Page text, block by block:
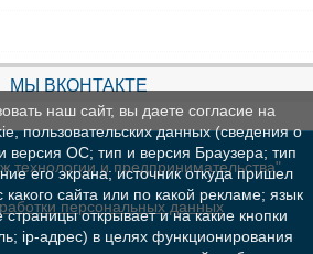
МЫ ВКОНТАКТЕ
и предпринимательства"
персональных данных
наш сайт, вы даете согласие на
пользовательских данных (сведения о
версия ОС; тип и версия Браузера; тип
его экрана; источник откуда пришел
какого сайта или по какой рекламе; язык
открывает и на какие кнопки
ip-адрес) в целях функционирования